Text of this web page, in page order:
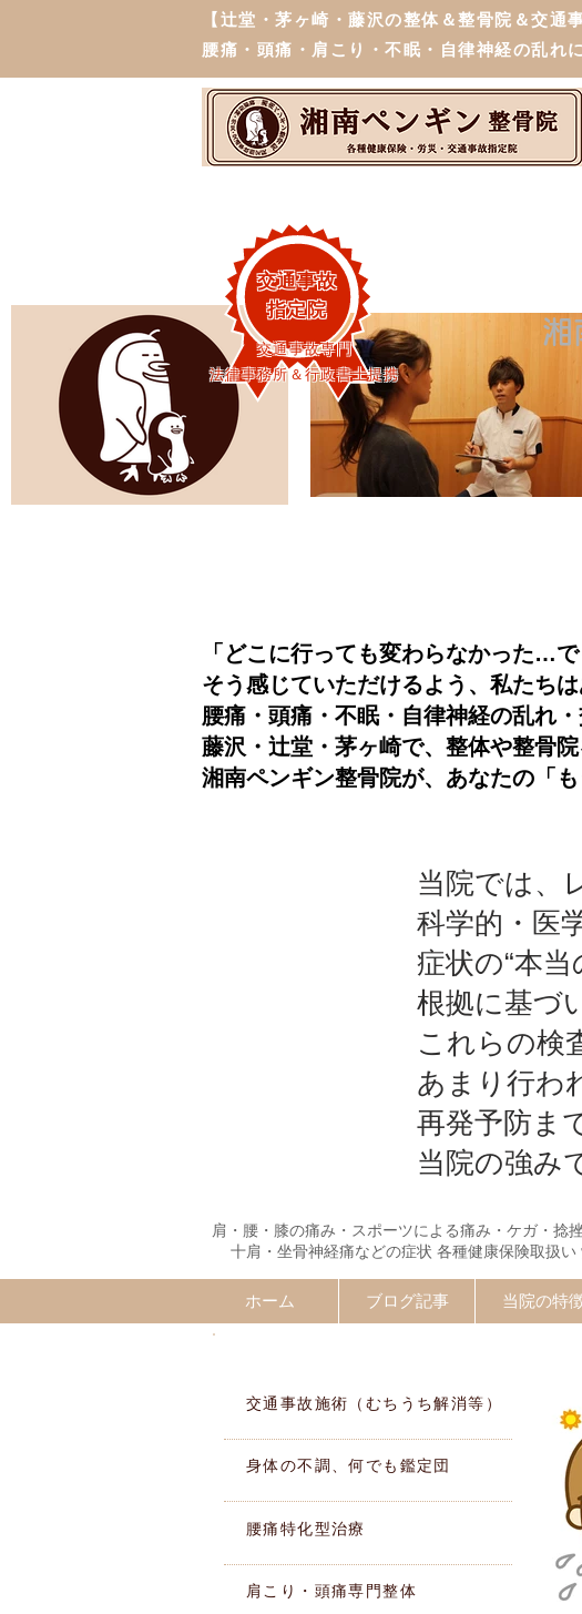
【辻堂・茅ヶ崎・藤沢の整体＆整骨院＆交通
腰痛・頭痛・肩こり・不眠・自律神経の乱れ
湘
交通事故
指定院
交通事故専門
法律事務所＆行政書士提携
「どこに行っても変わらなかった…
そう感じていただけるよう、私たち
腰痛・頭痛・不眠・自律神経の乱れ
藤沢・辻堂・茅ヶ崎で、整体や整骨
湘南ペンギン整骨院が、あなたの「
当院では、
科学的・医
症状の“本
根拠に基づ
これらの検
あまり行わ
再発予防ま
当院の強み
肩・腰・膝の痛み・スポーツによる痛み・ケガ・捻
十肩・坐骨神経痛などの症状 各種健康保険取扱
ホーム ブログ記事 当院の特
交通事故施術（むちうち解消等）
身体の不調、何でも鑑定団
腰痛特化型治療
肩こり・頭痛専門整体